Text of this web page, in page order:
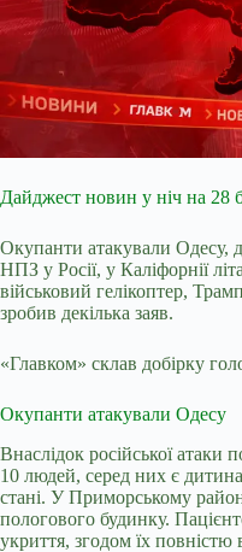
Дайджест новин у ніч на 28
Окупанти атакували Одесу,
НПЗ у Росії, у Каліфорнії
військовий гелікоптер,
зробив декілька заяв.
«Главком» склав добірку
Окупанти атакували Одесу
Внаслідок російської
10 людей, серед них є
стані. У Приморському
пологового будинку.
укриття, згодом їх повністю